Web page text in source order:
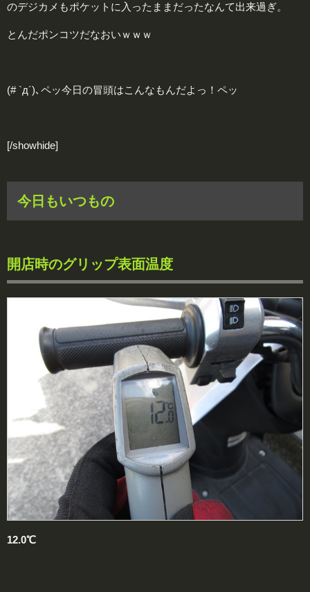
のデジカメもポケットに入ったままだったなんて出来過ぎ。
とんだポンコツだなおいｗｗｗ
(# `д´)､ペッ今日の冒頭はこんなもんだよっ！ペッ
[/showhide]
今日もいつもの
開店時のグリップ表面温度
12.0℃